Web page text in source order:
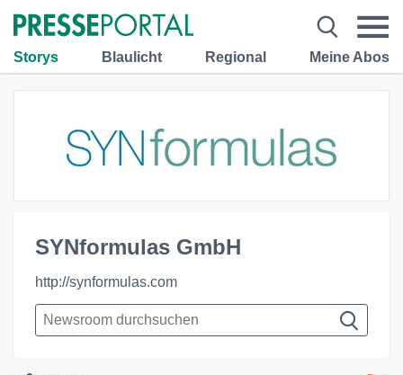
Storys Blaulicht Regional Meine Abos
SYNformulas GmbH
http://synformulas.com